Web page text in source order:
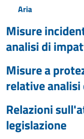
Aria
Misure
analisi di
Misure a
relative
Relazioni
legislazione